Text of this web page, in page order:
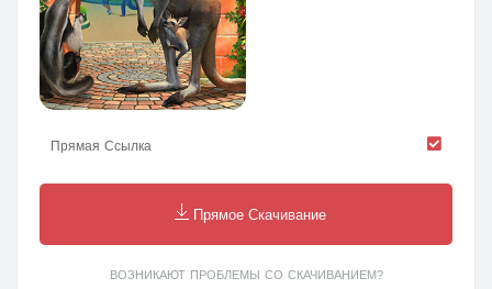
Прямая Ссылка
Прямое Скачивание
ВОЗНИКАЮТ ПРОБЛЕМЫ СО СКАЧИВАНИЕМ?